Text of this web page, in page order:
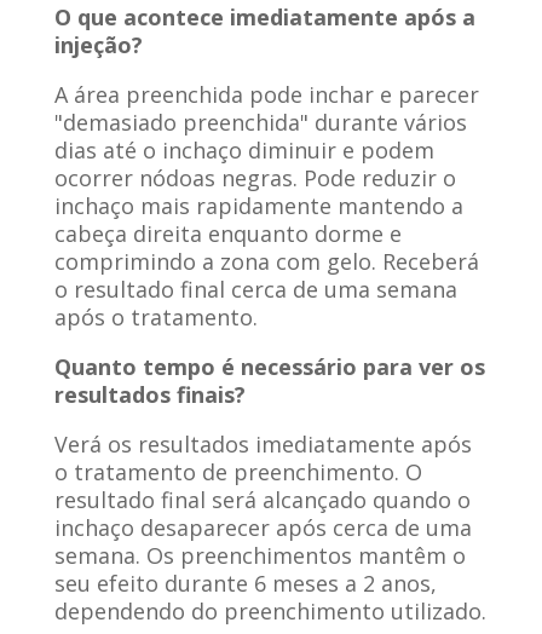
O que acontece imediatamente após a
injeção?
A área preenchida pode inchar e parecer
"demasiado preenchida" durante vários
dias até o inchaço diminuir e podem
ocorrer nódoas negras. Pode reduzir o
inchaço mais rapidamente mantendo a
cabeça direita enquanto dorme e
comprimindo a zona com gelo. Receberá
o resultado final cerca de uma semana
após o tratamento.
Quanto tempo é necessário para ver os
resultados finais?
Verá os resultados imediatamente após
o tratamento de preenchimento. O
resultado final será alcançado quando o
inchaço desaparecer após cerca de uma
semana. Os preenchimentos mantêm o
seu efeito durante 6 meses a 2 anos,
dependendo do preenchimento utilizado.